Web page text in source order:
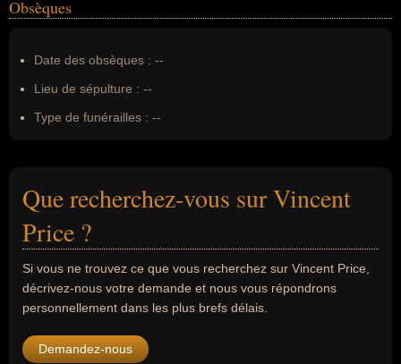
Obsèques
Date des obsèques : --
Lieu de sépulture : --
Type de funérailles : --
Que recherchez-vous sur Vincent
Price ?
Si vous ne trouvez ce que vous recherchez sur Vincent Price,
décrivez-nous votre demande et nous vous répondrons
personnellement dans les plus brefs délais.
Demandez-nous